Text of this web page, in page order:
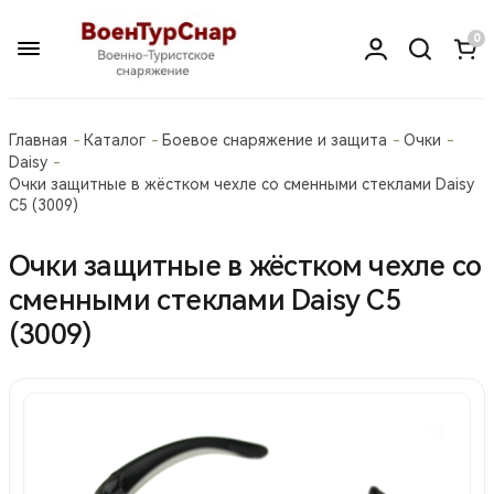
0
Главная Каталог Боевое снаряжение и защита
Очки
Daisy
Очки защитные в жёстком чехле со сменными стеклами Daisy
C5 (3009)
Очки защитные в жёстком чехле со
сменными стеклами Daisy C5
(3009)